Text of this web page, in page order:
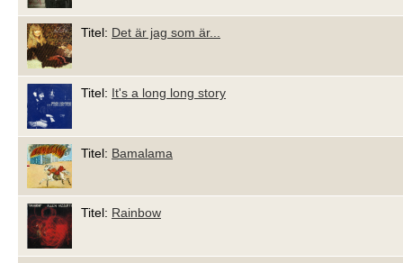
Titel: Det är jag som är...
Titel: It's a long long story
Titel: Bamalama
Titel: Rainbow